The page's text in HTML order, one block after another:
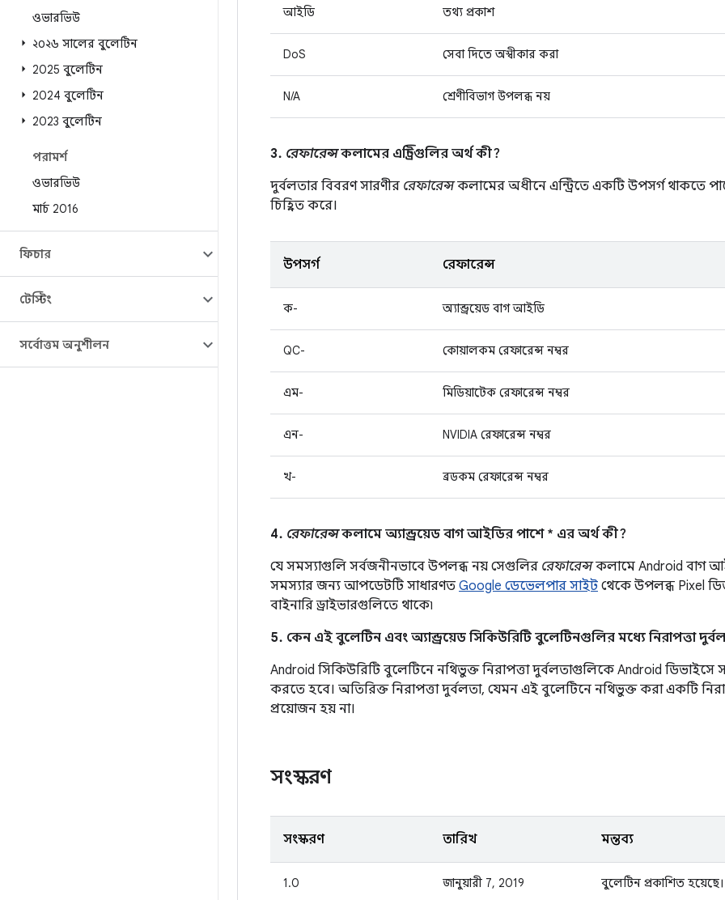
ওভারভিউ
২০২৬ সালের বুলেটিন
2025 বুলেটিন
2024 বুলেটিন
2023 বুলেটিন
পরামর্শ
ওভারভিউ
মার্চ 2016
ফিচার
টেস্টিং
সর্বোত্তম অনুশীলন
আইডি তথ্য প্রকাশ
DoS সেবা দিতে অস্বীকার করা
N/A শ্রেণীবিভাগ উপলব্ধ নয়
3. রেফারেন্সকলামের এন্ট্রিগুলির অর্থ কী?
দুর্বলতার বিবরণ সারণীর রেফারেন্সকলামের অধীনে এন্ট্রিতে একটি উপসর্গ থাকতে
চিহ্নিত করে।
উপসর্গ রেফারেন্স
ক- অ্যান্ড্রয়েড বাগ আইডি
QC- কোয়ালকম রেফারেন্স নম্বর
এম- মিডিয়াটেক রেফারেন্স নম্বর
এন- NVIDIA রেফারেন্স নম্বর
খ- ব্রডকম রেফারেন্স নম্বর
4. রেফারেন্সকলামে অ্যান্ড্রয়েড বাগ আইডির পাশে * এর অর্থ কী?
যে সমস্যাগুলি সর্বজনীনভাবে উপলব্ধ নয় সেগুলির রেফারেন্সকলামে Android বাগ
সমস্যার জন্য আপডেটটি সাধারণত Google ডেভেলপার সাইট থেকে উপলব্ধ Pixel
বাইনারি ড্রাইভারগুলিতে থাকে৷
5. কেন এই বুলেটিন এবং অ্যান্ড্রয়েড সিকিউরিটি বুলেটিনগুলির মধ্যে নিরাপত্তা
Android সিকিউরিটি বুলেটিনে নথিভুক্ত নিরাপত্তা দুর্বলতাগুলিকে Android ডিভাইসে
করতে হবে। অতিরিক্ত নিরাপত্তা দুর্বলতা, যেমন এই বুলেটিনে নথিভুক্ত করা একটি
প্রয়োজন হয় না।
সংস্করণ
সংস্করণ তারিখ মন্তব্য
1.0 জানুয়ারী 7, 2019 বুলেটিন প্রকাশিত হয়েছে।